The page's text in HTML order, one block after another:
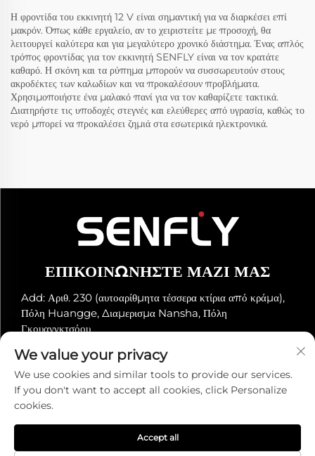
Η φροντίδα του εκκινητή 12 V είναι σημαντική για να διαρκέσει επί
μακρόν. Όπως κάθε εργαλείο, αν το χειριστείτε με προσοχή, θα
λειτουργεί καλύτερα και για μεγαλύτερο χρονικό διάστημα. Ένας απλός
τρόπος φροντίδας για τον εκκινητή SENFLY είναι να τον κρατάτε
καθαρό. Η σκόνη και τα ρύπημα μπορούν να συσσωρευτούν στους
ακροδέκτες των καλωδίων και να προκαλέσουν προβλήματα.
Χρησιμοποιήστε ένα μαλακό πανί για να τον καθαρίζετε τακτικά.
Διατηρήστε τις υποδοχές στεγνές και ελεύθερες από υγρασία, καθώς το
νερό μπορεί να προκαλέσει ζημιά στα εσωτερικά ηλεκτρονικά.
ΕΠΙΚΟΙΝΩΝΉΣΤΕ ΜΑΖΊ ΜΑΣ
Add: Αριθ. 230 (αυτοαρίθμητα τέσσερα κτίρια από κράμα),
Πόλη Huangge, Διαμερισμα Nansha, Πόλη
Γκουανγκτσόου
Τηλ.:+86-19966289968
Ηλ. ταχυδρομείο:[email protected]
Επιφύλαξη Πάντων Δικαιωμάτων -
We value your privacy
We use cookies and similar tools to provide our services.
If you don't want to accept all cookies, click Personalize
cookies.
Accept all